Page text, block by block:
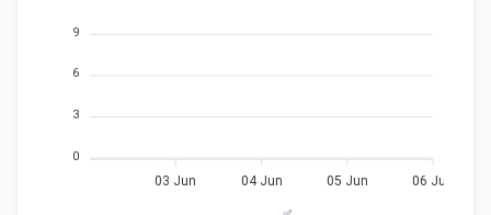
9
6
3
0
03 Jun 04 Jun 05 Jun 06 Jun